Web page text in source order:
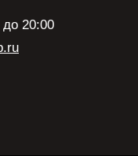
20:00